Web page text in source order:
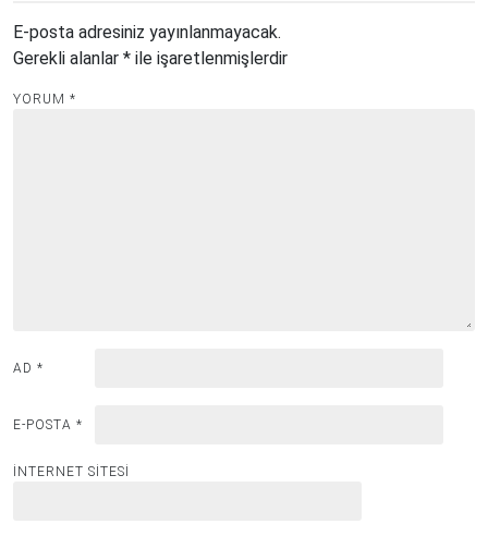
E-posta adresiniz yayınlanmayacak.
Gerekli alanlar * ile işaretlenmişlerdir
YORUM *
AD *
E-POSTA *
İNTERNET SITESI